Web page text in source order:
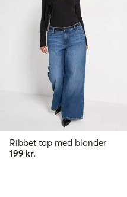
Ribbet top med blonder
199 kr.